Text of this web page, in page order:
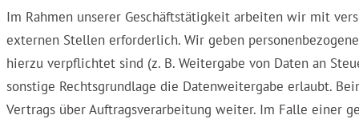
Im Rahmen unserer Geschäftstätigkeit arbeiten wir mit
externen Stellen erforderlich. Wir geben
hierzu verpflichtet sind (z. B. Weitergabe von Daten an
sonstige Rechtsgrundlage die Datenweitergabe erlaubt.
Vertrags über Auftragsverarbeitung weiter. Im Falle einer